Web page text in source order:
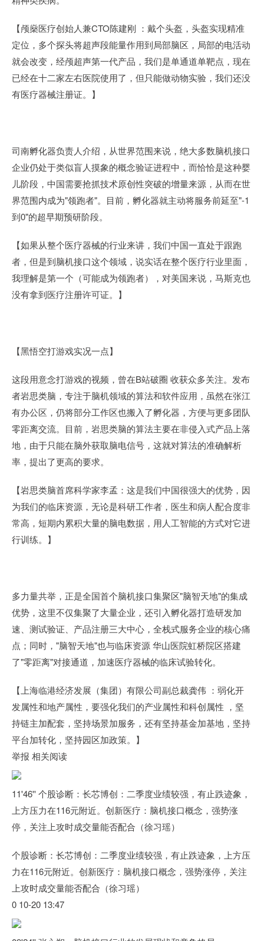
【颅燊医疗创始人兼CTO陈建刚 ：戴个头盔，头盔实现精准
定位，多个探头将超声段能量作用到局部脑区，局部的电活动
就会改变，经颅超声第一代产品，我们是单通道单靶点，现在
已经在十二家左右医院使用了，但只能做动物实验，我们还没
有医疗器械注册证。】
司南孵化器负责人介绍，从世界范围来说，绝大多数脑机接口
企业仍处于类似盲人摸象的概念验证进程中，而恰恰是这种婴
儿阶段，中国需要抢抓技术原创性突破的增量来源，从而在世
界范围内成为"领跑者"。目前，孵化器就主动将服务前延至"-1
到0"的超早期预研阶段。
【如果从整个医疗器械的行业来讲，我们中国一直处于跟跑
者，但是到脑机接口这个领域，说实话在整个医疗行业里面，
我理解是第一个（可能成为领跑者），对美国来说，马斯克也
没有拿到医疗注册许可证。】
【黑悟空打游戏实况一点】
这段用意念打游戏的视频，曾在B站破圈 收获众多关注。发布
者岩思类脑，专注于脑机领域的算法和软件应用，虽然在张江
有办公区，仍将部分工作区也搬入了孵化器，方便与更多团队
零距离交流。目前，岩思类脑的算法主要在非侵入式产品上落
地，由于只能在脑外获取脑电信号，这就对算法的准确解析
率，提出了更高的要求。
【岩思类脑首席科学家李孟：这是我们中国很强大的优势，因
为我们的临床资源，无论是科研工作者，医生和病人配合度非
常高，短期内累积大量的脑电数据，用人工智能的方式对它进
行训练。】
多力量共举，正是全国首个脑机接口集聚区"脑智天地"的集成
优势，这里不仅集聚了大量企业，还引入孵化器打造研发加
速、测试验证、产品注册三大中心，全栈式服务企业的核心痛
点；同时，"脑智天地"也与临床资源 华山医院虹桥院区搭建
了"零距离"对接通道，加速医疗器械的临床试验转化。
【上海临港经济发展（集团）有限公司副总裁龚伟 ：弱化开
发属性和地产属性，要强化我们的产业属性和科创属性 ，坚
持链主加配套，坚持场景加服务，还有坚持基金加基地，坚持
平台加转化，坚持园区加政策。】
举报 相关阅读
11'46'' 个股诊断：长芯博创：二季度业绩较强，有止跌迹象，
上方压力在116元附近。创新医疗：脑机接口概念，强势涨
停，关注上攻时成交量能否配合（徐习瑶）
个股诊断：长芯博创：二季度业绩较强，有止跌迹象，上方压
力在116元附近。创新医疗：脑机接口概念，强势涨停，关注
上攻时成交量能否配合（徐习瑶）
0 10-20 13:47